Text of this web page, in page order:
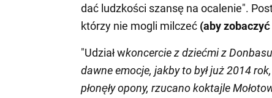
dać ludzkości szansę na ocalenie".
którzy nie mogli milczeć (aby
"Udział wkoncercie z dziećmi z
dawne emocje, jakby to był już 2014
płonęły opony, rzucano koktajle